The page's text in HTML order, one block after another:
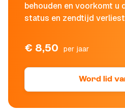
behouden en voorkomt u
status en zendtijd
€ 8,50 per jaar
Word lid